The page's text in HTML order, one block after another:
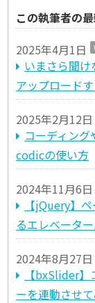
この執筆者の
2025年4月1日
いまさら聞
アップロード
2025年2月12日
コーディング
codicの使い方
2024年11月6日
【jQuery】
るエレベータ
2024年8月27日
【bxSlider
ーを連動させ